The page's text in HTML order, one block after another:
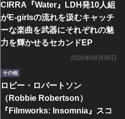
CIRRA『Water』LDH発10人組
がE-girlsの流れを汲むキャッチ
ーな楽曲を武器にそれぞれの魅
力を輝かせるセカンドEP
2026年08月06日
その他
ロビー・ロバートソン
（Robbie Robertson）
『Filmworks: Insomnia』スコ